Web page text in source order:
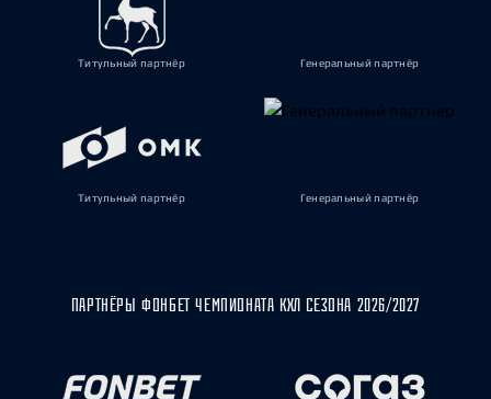
Титульный партнёр Генеральный партнёр
Титульный партнёр Генеральный партнёр
ПАРТНЁРЫ ФОНБЕТ ЧЕМПИОНАТА КХЛ СЕЗОНА 2026/2027